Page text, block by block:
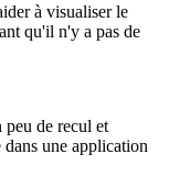
à visualiser le
qu'il n'y a pas de
de recul et
une application